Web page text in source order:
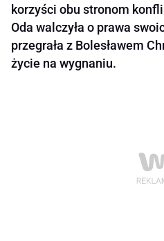
korzyści obu stronom
Oda walczyła o prawa
przegrała z Bolesławem
życie na wygnaniu.